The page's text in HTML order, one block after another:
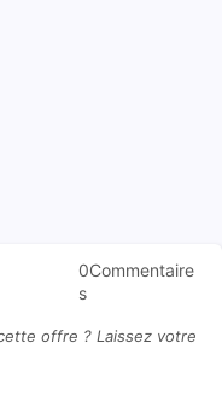
0Commentaire
s
offre ? Laissez votre